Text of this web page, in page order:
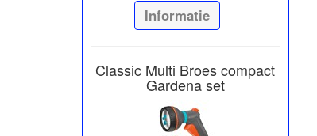
Informatie
Classic Multi Broes compact
Gardena set